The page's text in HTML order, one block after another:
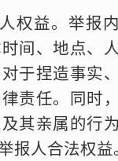
权益。举报
间、地点、
于捏造事实
责任。同时
其亲属的行
报人合法权益